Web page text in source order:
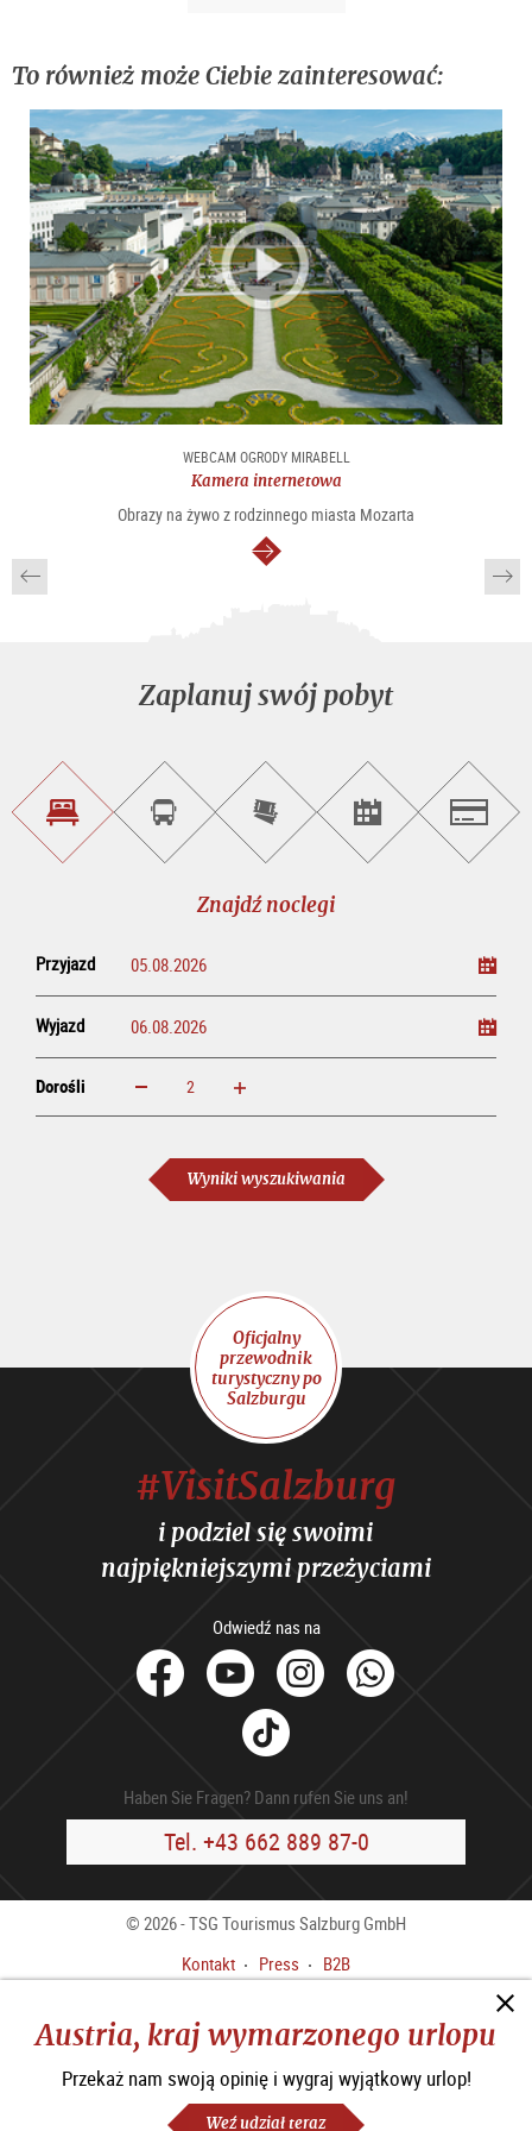
Austria, kraj wymarzonego urlopu
Przekaż nam swoją opinię i wygraj wyjątkowy urlop!
Weź udział teraz
To również może Ciebie zainteresować:
WEBCAM OGRODY MIRABELL
Kamera internetowa
Obrazy na żywo z rodzinnego miasta Mozarta
dalej
Zaplanuj swój pobyt
Znajdź
noclegi
Rezerwacja
wycieczek
Kup
bilety
on-
Szukaj
imprez
Znajdź noclegi
Przyjazd
Wyjazd
Dorośli powiększ zmniejsz
Wyniki wyszukiwania
Oficjalny
przewodnik
turystyczny po
Salzburgu
#VisitSalzburg
i podziel się swoimi
najpiękniejszymi przeżyciami
Odwiedź nas na
facebook
YoutubeInstagram
Tik
Tok
Haben Sie Fragen? Dann rufen Sie uns an!
Tel. +43 662 889 87-0
© 2026 - TSG Tourismus Salzburg GmbH
Kontakt
Press
B2B
Polityka Prywatności
Oświadczenie o dostępności
Ustawienia plików cookie